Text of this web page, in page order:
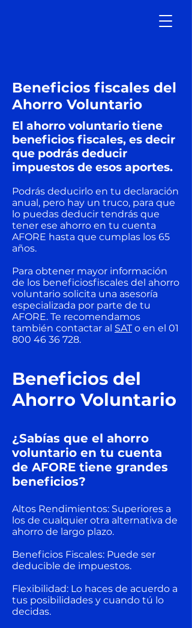
Beneficios fiscales del
Ahorro Voluntario
El ahorro voluntario tiene
beneficios fiscales, es decir
que podrás deducir
impuestos de esos aportes.
Podrás deducirlo en tu declaración
anual, pero hay un truco, para que
lo puedas deducir tendrás que
tener ese ahorro en tu cuenta
AFORE hasta que cumplas los 65
años.
Para obtener mayor información
de los beneficiosfiscales del ahorro
voluntario solicita una asesoría
especializada por parte de tu
AFORE. Te recomendamos
también contactar al SATo en el 01
800 46 36 728.
Beneficios del
Ahorro Voluntario
¿Sabías que el ahorro
voluntario en tu cuenta
de AFORE tiene grandes
beneficios?
Altos Rendimientos: Superiores a
los de cualquier otra alternativa de
ahorro de largo plazo.
Beneficios Fiscales: Puede ser
deducible de impuestos.
Flexibilidad: Lo haces de acuerdo a
tus posibilidades y cuando tú lo
decidas.